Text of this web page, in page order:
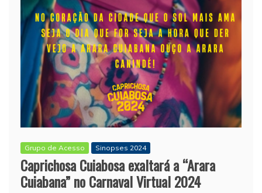
Grupo de Acesso Sinopses 2024
Caprichosa Cuiabosa exaltará a “Arara
Cuiabana” no Carnaval Virtual 2024